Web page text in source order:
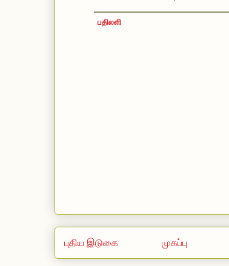
பதிலளி
புதிய இடுகை முகப்பு